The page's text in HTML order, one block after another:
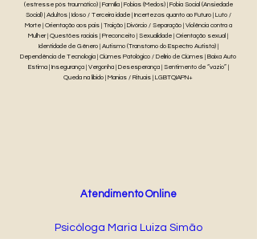
(estresse pós traumático) | Família | Fobias (Medos) | Fobia Social (Ansiedade
Social) | Adultos | Idoso / Terceira idade | Incertezas quanto ao Futuro | Luto /
Morte | Orientação aos pais | Traição | Divórcio / Separação | Violência contra a
Mulher | Questões raciais | Preconceito | Sexualidade | Orientação sexual |
Identidade de Gênero | Autismo (Transtorno do Espectro Autista) |
Dependência de Tecnologia | Ciúmes Patológico / Delírio de Ciúmes | Baixa Auto
Estima | Insegurança | Vergonha | Desesperança | Sentimento de “vazio” |
Queda na libido | Manias / Rituais | LGBTQIAPN+
Atendimento Online
Psicóloga Maria Luiza Simão